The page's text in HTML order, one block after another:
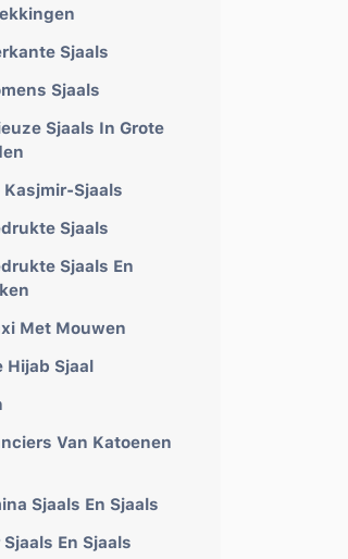
Sjaals
Sjaals
Sjaals In Grote
Sjaals
Sjaals
Sjaals En
Met Mouwen
Hijab Sjaal
Van Katoenen
Sjaals En Sjaals
En Sjaals